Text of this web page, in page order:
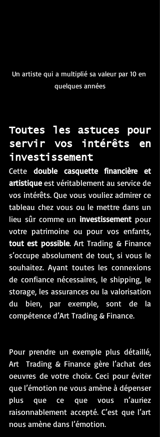
Un artiste qui a multiplié sa valeur par 10 en
quelques années
Toutes les astuces pour
servir vos intérêts en
investissement
Cette double casquette financière et
artistique est véritablement au service de
vos intérêts. Que vous vouliez admirer ce
tableau chez vous ou le mettre dans un
lieu sûr comme un investissement pour
votre patrimoine ou pour vos enfants,
tout est possible. Art Trading & Finance
s’occupe absolument de tout, si vous le
souhaitez. Ayant toutes les connexions
de confiance nécessaires, le shipping, le
storage, les assurances ou la valorisation
du bien, par exemple, sont de la
compétence d’Art Trading & Finance.
Pour prendre un exemple plus détaillé,
Art  Trading & Finance gère l’achat des
oeuvres de votre choix. Ceci pour éviter
que l’émotion ne vous amène à dépenser
plus que ce que vous n’auriez
raisonnablement accepté. C’est que l’art
nous amène dans l’émotion.